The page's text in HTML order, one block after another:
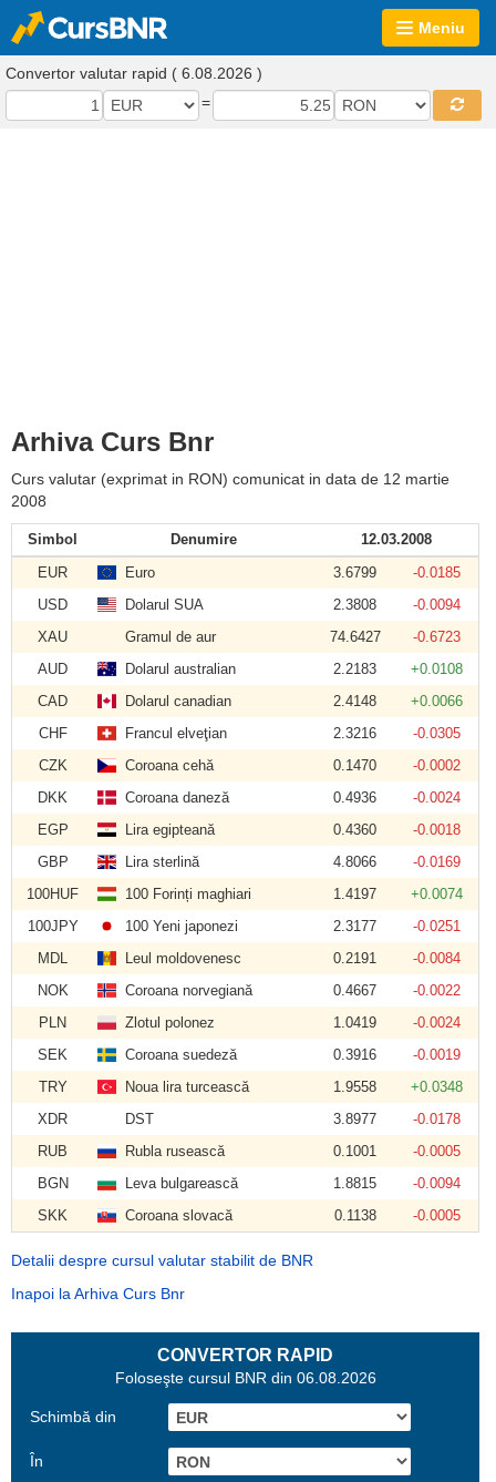
Meniu
Convertor valutar rapid ( 6.08.2026 )
=
Arhiva Curs Bnr
Curs valutar (exprimat in RON) comunicat in data de 12 martie
2008
Simbol Denumire
12.03.2008
EUR
Euro 3.6799
-0.0185
USD
Dolarul SUA 2.3808
-0.0094
XAU
Gramul de aur 74.6427
-0.6723
AUD
Dolarul australian 2.2183
+0.0108
CAD
Dolarul canadian 2.4148
+0.0066
CHF
Francul elveţian 2.3216
-0.0305
CZK
Coroana cehă 0.1470
-0.0002
DKK
Coroana daneză 0.4936
-0.0024
EGP
Lira egipteană 0.4360
-0.0018
GBP
Lira sterlină 4.8066
-0.0169
100HUF
100 Forinți maghiari 1.4197
+0.0074
100JPY
100 Yeni japonezi 2.3177
-0.0251
MDL
Leul moldovenesc 0.2191
-0.0084
NOK
Coroana norvegiană 0.4667
-0.0022
PLN
Zlotul polonez 1.0419
-0.0024
SEK
Coroana suedeză 0.3916
-0.0019
TRY
Noua lira turcească 1.9558
+0.0348
XDR
DST 3.8977
-0.0178
RUB
Rubla rusească 0.1001
-0.0005
BGN
Leva bulgarească 1.8815
-0.0094
SKK
Coroana slovacă 0.1138 -0.0005
Detalii despre cursul valutar stabilit de BNR
Inapoi la Arhiva Curs Bnr
CONVERTOR RAPID
Foloseşte cursul BNR din 06.08.2026
Schimbă din
În